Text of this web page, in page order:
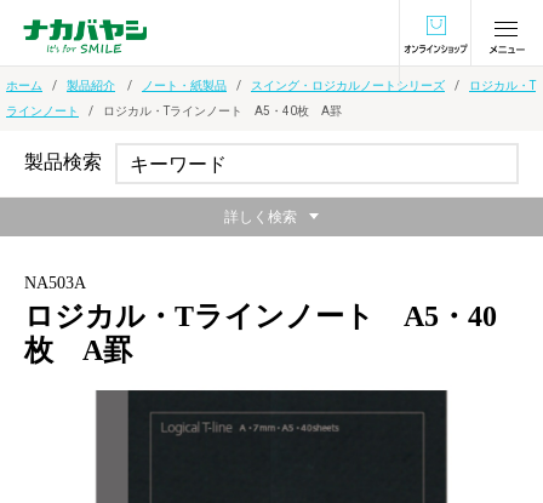
オンラインショ
ホーム 製品紹介 ノート・紙製品 スイング・ロジカルノートシリーズ
ロジカル・T
ラインノート
ロジカル・Tラインノート A5・40枚 A罫
NA503A
ロジカル・Tラインノート A5・40
枚 A罫
製品検索
詳しく検索